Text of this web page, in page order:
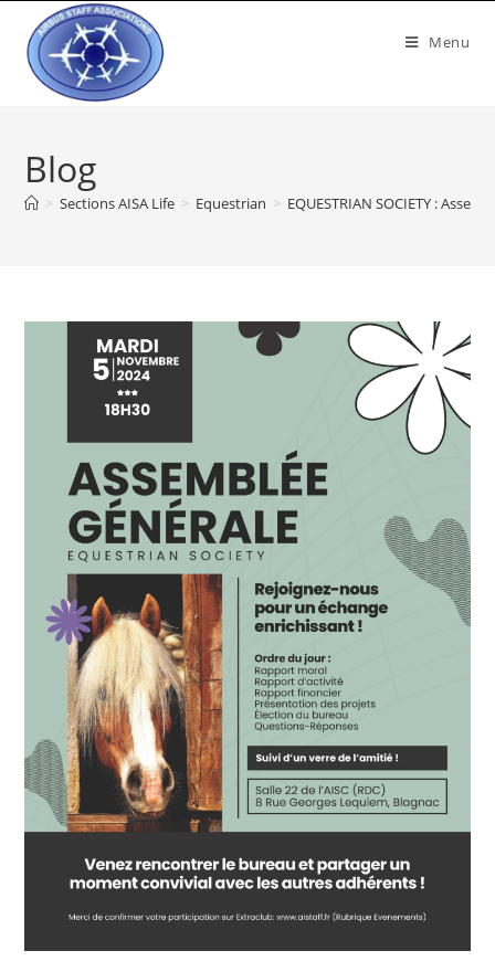
Menu
Blog
> Sections AISA Life > Equestrian > EQUESTRIAN SOCIETY :